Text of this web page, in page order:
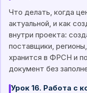
Что делать, когда
актуальной, и как
внутри проекта:
поставщики,
хранится в ФРСН и
документ без
Урок 16. Работа с